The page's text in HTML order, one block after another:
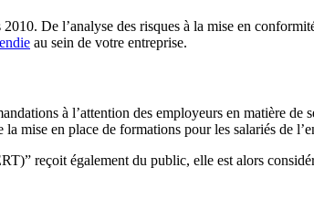
De l’analyse des risques à la mise en
au sein de votre entreprise.
à l’attention des employeurs en matière
mise en place de formations pour les salariés de
reçoit également du public, elle est alors